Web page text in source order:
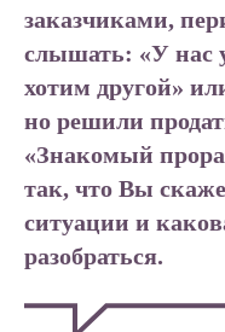
заказчиками,
слышать: «У нас
хотим другой»
но решили
«Знакомый
так, что Вы
ситуации и
разобраться.